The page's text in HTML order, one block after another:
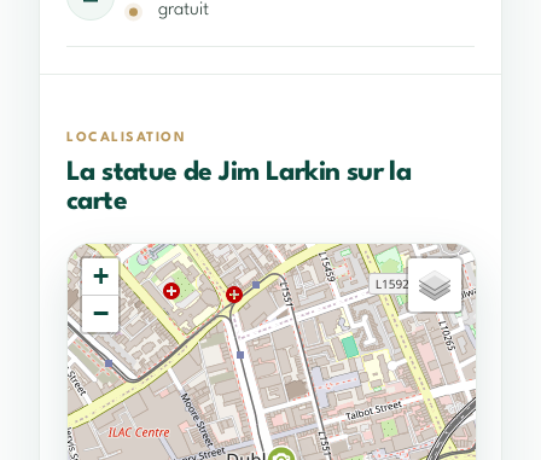
gratuit
LOCALISATION
La statue de Jim Larkin sur la
carte
+
−